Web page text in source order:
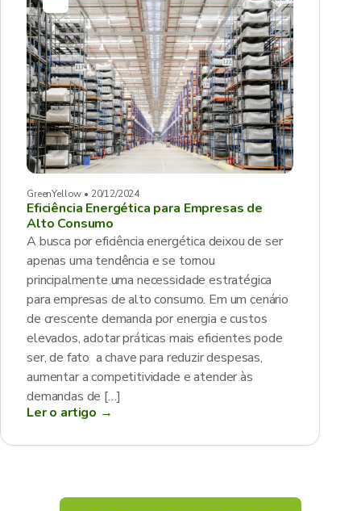
GreenYellow • 20/12/2024
Eficiência Energética para Empresas de
Alto Consumo
A busca por eficiência energética deixou de ser
apenas uma tendência e se tornou
principalmente uma necessidade estratégica
para empresas de alto consumo. Em um cenário
de crescente demanda por energia e custos
elevados, adotar práticas mais eficientes pode
ser, de fato a chave para reduzir despesas,
aumentar a competitividade e atender às
demandas de […]
Ler o artigo →